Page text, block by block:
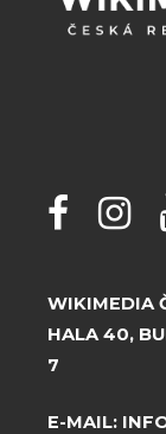
WIKIMEDIA
HALA 40,
7
E-MAIL: